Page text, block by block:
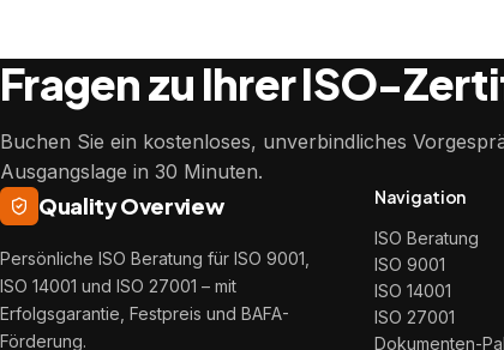
Fragen zu Ihrer ISO-
Buchen Sie ein kostenloses, unverbindliches
Ausgangslage in 30 Minuten.
Quality Overview
Persönliche ISO Beratung für ISO 9001,
ISO 14001 und ISO 27001 – mit
Erfolgsgarantie, Festpreis und BAFA-
Förderung.
Navigation
ISO Beratung
ISO 9001
ISO 14001
ISO 27001
Dokumenten-